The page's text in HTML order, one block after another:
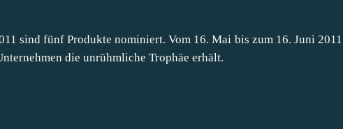
sind fünf Produkte nominiert. Vom 16. Mai bis zum 16. Juni 2011
die unrühmliche Trophäe erhält.